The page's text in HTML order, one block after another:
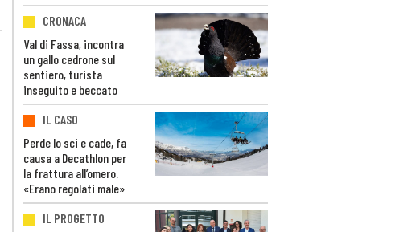
CRONACA
Val di Fassa, incontra
un gallo cedrone sul
sentiero, turista
inseguito e beccato
IL CASO
Perde lo sci e cade, fa
causa a Decathlon per
la frattura all’omero.
«Erano regolati male»
IL PROGETTO